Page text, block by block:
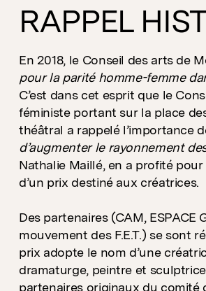
RAPPEL
En 2018, le Conseil des arts de
pour la parité homme-femme
C’est dans cet esprit que le
féministe portant sur la place
théâtral a rappelé l’importance
d’augmenter le rayonnement
Nathalie Maillé, en a profité
d’un prix destiné aux créatrices.
Des partenaires (CAM, ESPACE
mouvement des F.E.T.) se sont
prix adopte le nom d’une
dramaturge, peintre et
partenaires originaux du comité